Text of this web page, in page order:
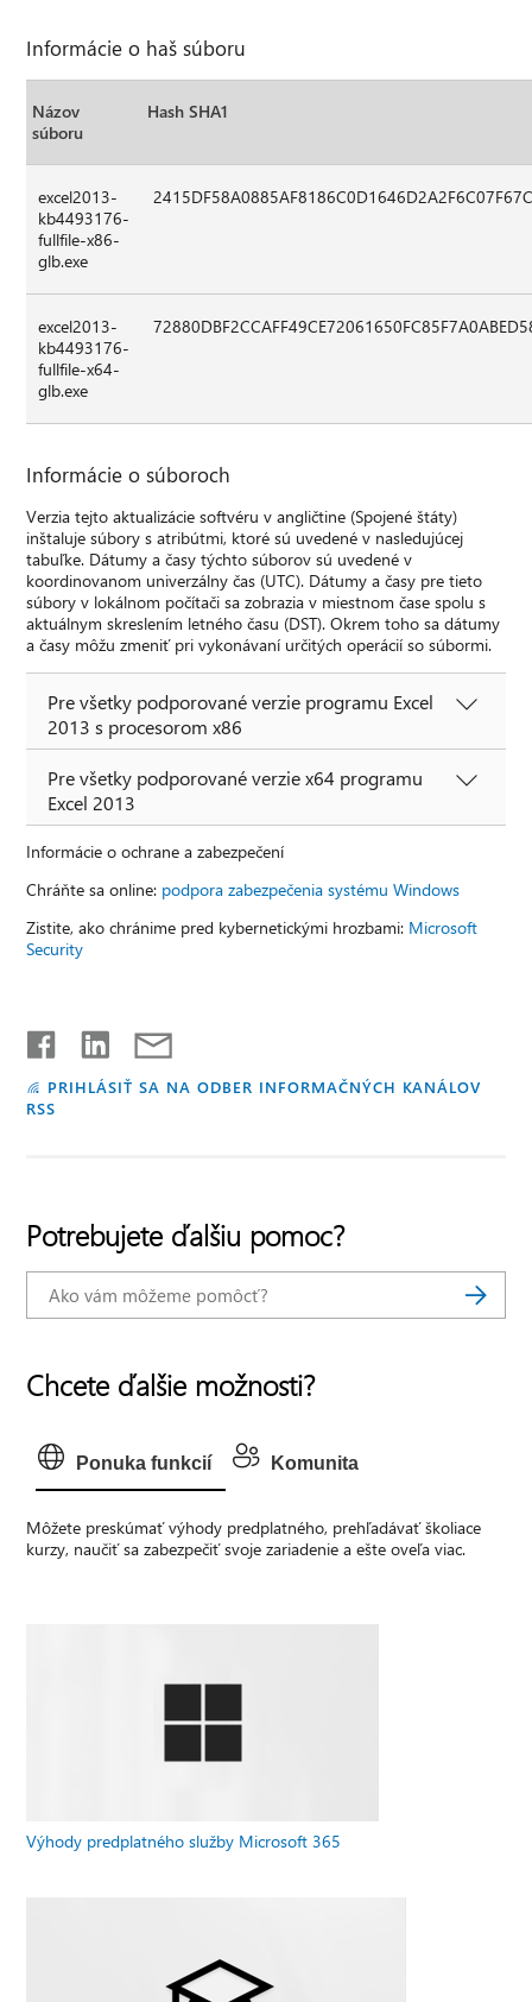
Informácie o haš súboru
Názov
súboru
Hash SHA1
excel2013-
kb4493176-
fullfile-x86-
glb.exe
excel2013-
kb4493176-
fullfile-x64-
glb.exe
Informácie o súboroch
Verzia tejto aktualizácie softvéru v angličtine (Spojené štáty)
inštaluje súbory s atribútmi, ktoré sú uvedené v nasledujúcej
tabuľke. Dátumy a časy týchto súborov sú uvedené v
koordinovanom univerzálny čas (UTC). Dátumy a časy pre tieto
súbory v lokálnom počítači sa zobrazia v miestnom čase spolu s
aktuálnym skreslením letného času (DST). Okrem toho sa dátumy
a časy môžu zmeniť pri vykonávaní určitých operácií so súbormi.
Pre všetky podporované verzie programu Excel
2013 s procesorom x86
Pre všetky podporované verzie x64 programu
Excel 2013
Informácie o ochrane a zabezpečení
Chráňte sa online: podpora zabezpečenia systému Windows
Zistite, ako chránime pred kybernetickými hrozbami: Microsoft
Security
PRIHLÁSIŤ SA NA ODBER INFORMAČNÝCH KANÁLOV
RSS
Potrebujete ďalšiu pomoc?
Chcete ďalšie možnosti?
Ponuka funkcií Komunita
Môžete preskúmať výhody predplatného, prehľadávať školiace
kurzy, naučiť sa zabezpečiť svoje zariadenie a ešte oveľa viac.
Výhody predplatného služby Microsoft 365